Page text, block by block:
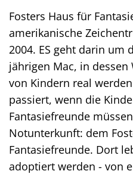
Fosters Haus für
amerikanische
2004. ES geht darin um
jährigen Mac, in
von Kindern real
passiert, wenn die
Fantasiefreunde
Notunterkunft: dem
Fantasiefreunde. Dort
adoptiert werden - von